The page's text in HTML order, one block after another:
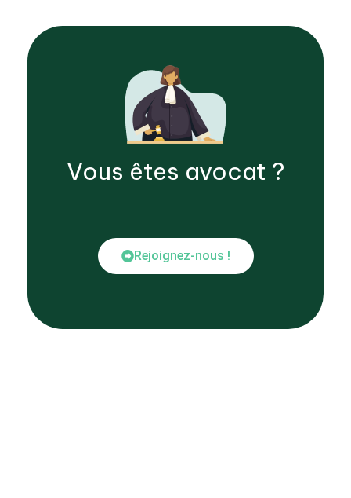
Vous êtes avocat ?
Rejoignez-nous !